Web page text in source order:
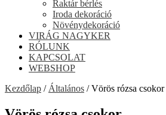
Raktár bérlés
Iroda dekoráció
Növénydekoráció
VIRÁG NAGYKER
RÓLUNK
KAPCSOLAT
WEBSHOP
Kezdőlap / Általános / Vörös rózsa csokor